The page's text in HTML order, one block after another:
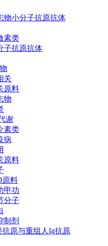
物小分子抗原抗体
素类
子抗原抗体
关
原料
物
谢
素类
病
原料
原料
甲功
分子
制剂
抗原与重组人Ig抗原